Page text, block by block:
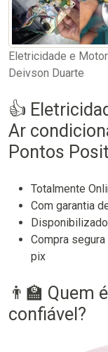
Eletricidade e
Deivson Duarte
👍
Ar
Pontos
Totalmente
Com garantia
Compra
pix
👨‍🏫 Quem
confiável?